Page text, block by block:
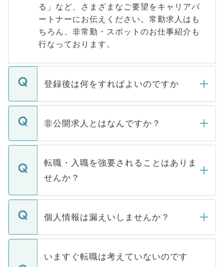
る」など、さまざまなご要望をキャリアパ
ートナーにお伝えください。常勤求人はも
ちろん、非常勤・スポットのお仕事紹介も
行なっております。
登録後は何をすればよいのですか
ご登録いただきましたら、弊社担当者がご
登録内容を確認し、その後メールもしくは
ます。通常、5営業日以内にはご連絡をせて
いただきますので、しばらくお待ちくださ
非公開求人とはなんですか？
マイナビDOCTORで取り扱っている求人の
うち約3割は、Webサイトからご覧いただ
けない「非公開求人」です。非公開求人は
下記の理由によって、一般には公開してい
ません。
■応募殺到を避けるため 人気のある医療機
関を公にしてしまうと、応募が殺到する場
に、医療機関が求める条件に合った人材の
転職・入職を強要されることはありま
せんか？
転職・入職を強要することは一切ありませ
ん。また、仮に応募先から内定をいただい
定を承諾する必要はありません。内定先へ
の辞退の連絡はキャリアパートナーが行い
個人情報は漏えいしませんか？
個人情報が漏えいすることはありませんの
で、ご安心ください。当サイトからの登録
いますぐ転職は考えていないのです